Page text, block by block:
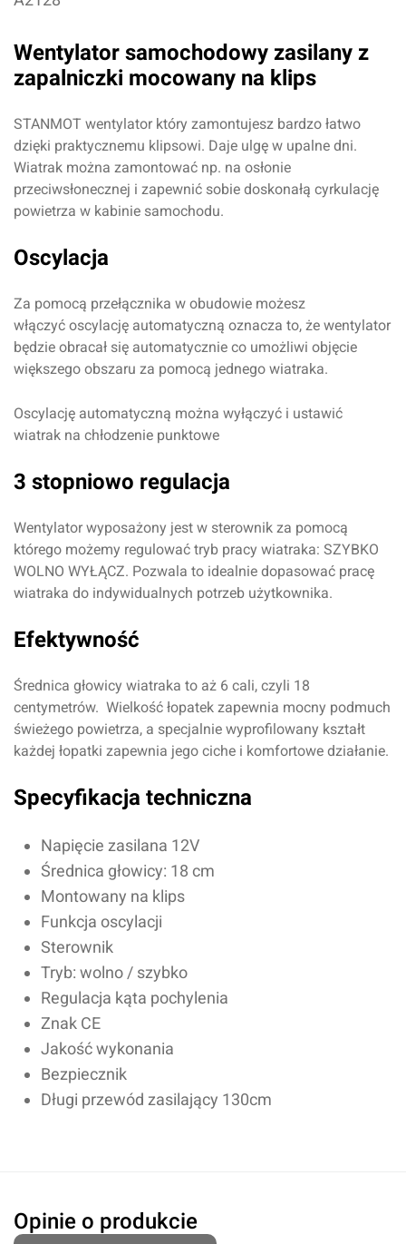
Wentylator samochodowy zasilany z
zapalniczki mocowany na klips
STANMOT wentylator który zamontujesz bardzo łatwo
dzięki praktycznemu klipsowi. Daje ulgę w upalne dni.
Wiatrak można zamontować np. na osłonie
przeciwsłonecznej i zapewnić sobie doskonałą cyrkulację
powietrza w kabinie samochodu.
Oscylacja
Za pomocą przełącznika w obudowie możesz
włączyć oscylację automatyczną oznacza to, że wentylator
będzie obracał się automatycznie co umożliwi objęcie
większego obszaru za pomocą jednego wiatraka.
Oscylację automatyczną można wyłączyć i ustawić
wiatrak na chłodzenie punktowe
3 stopniowo regulacja
Wentylator wyposażony jest w sterownik za pomocą
którego możemy regulować tryb pracy wiatraka: SZYBKO
WOLNO WYŁĄCZ. Pozwala to idealnie dopasować pracę
wiatraka do indywidualnych potrzeb użytkownika.
Efektywność
Średnica głowicy wiatraka to aż 6 cali, czyli 18
centymetrów. Wielkość łopatek zapewnia mocny podmuch
świeżego powietrza, a specjalnie wyprofilowany kształt
każdej łopatki zapewnia jego ciche i komfortowe działanie.
Specyfikacja techniczna
Napięcie zasilana 12V
Średnica głowicy: 18 cm
Montowany na klips
Funkcja oscylacji
Sterownik
Tryb: wolno / szybko
Regulacja kąta pochylenia
Znak CE
Jakość wykonania
Bezpiecznik
Długi przewód zasilający 130cm
Opinie o produkcie